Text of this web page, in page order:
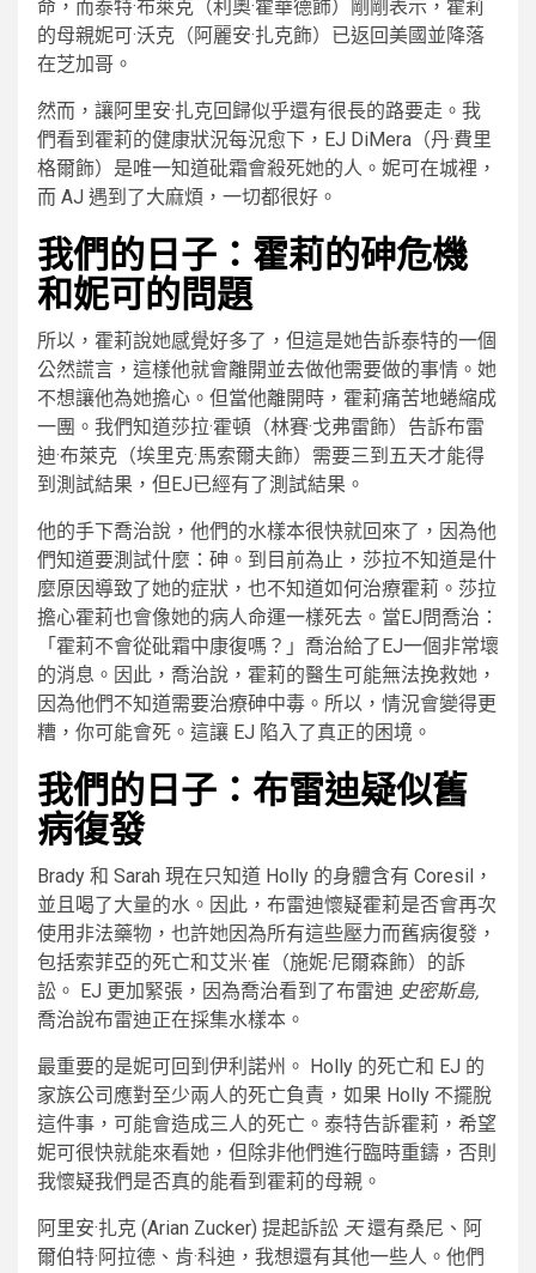
命，而泰特·布萊克（利奧·霍華德飾）剛剛表示，霍莉
的母親妮可·沃克（阿麗安·扎克飾）已返回美國並降落
在芝加哥。
然而，讓阿里安·扎克回歸似乎還有很長的路要走。我
們看到霍莉的健康狀況每況愈下，EJ DiMera（丹·費里
格爾飾）是唯一知道砒霜會殺死她的人。妮可在城裡，
而 AJ 遇到了大麻煩，一切都很好。
我們的日子：霍莉的砷危機
和妮可的問題
所以，霍莉說她感覺好多了，但這是她告訴泰特的一個
公然謊言，這樣他就會離開並去做他需要做的事情。她
不想讓他為她擔心。但當他離開時，霍莉痛苦地蜷縮成
一團。我們知道莎拉·霍頓（林賽·戈弗雷飾）告訴布雷
迪·布萊克（埃里克·馬索爾夫飾）需要三到五天才能得
到測試結果，但EJ已經有了測試結果。
他的手下喬治說，他們的水樣本很快就回來了，因為他
們知道要測試什麼：砷。到目前為止，莎拉不知道是什
麼原因導致了她的症狀，也不知道如何治療霍莉。莎拉
擔心霍莉也會像她的病人命運一樣死去。當EJ問喬治：
「霍莉不會從砒霜中康復嗎？」喬治給了EJ一個非常壞
的消息。因此，喬治說，霍莉的醫生可能無法挽救她，
因為他們不知道需要治療砷中毒。所以，情況會變得更
糟，你可能會死。這讓 EJ 陷入了真正的困境。
我們的日子：布雷迪疑似舊
病復發
Brady 和 Sarah 現在只知道 Holly 的身體含有 Coresil，
並且喝了大量的水。因此，布雷迪懷疑霍莉是否會再次
使用非法藥物，也許她因為所有這些壓力而舊病復發，
包括索菲亞的死亡和艾米·崔（施妮·尼爾森飾）的訴
訟。 EJ 更加緊張，因為喬治看到了布雷迪 史密斯島,
喬治說布雷迪正在採集水樣本。
最重要的是妮可回到伊利諾州。 Holly 的死亡和 EJ 的
家族公司應對至少兩人的死亡負責，如果 Holly 不擺脫
這件事，可能會造成三人的死亡。泰特告訴霍莉，希望
妮可很快就能來看她，但除非他們進行臨時重鑄，否則
我懷疑我們是否真的能看到霍莉的母親。
阿里安·扎克 (Arian Zucker) 提起訴訟 天還有桑尼、阿
爾伯特·阿拉德、肯·科迪，我想還有其他一些人。他們